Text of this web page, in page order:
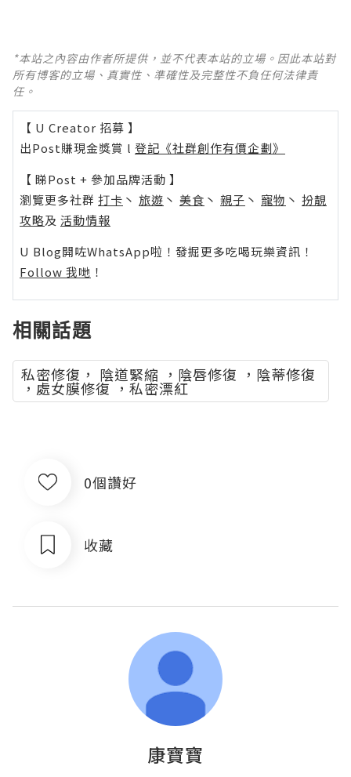
*本站之內容由作者所提供，並不代表本站的立場。因此本站對
所有博客的立場、真實性、準確性及完整性不負任何法律責
任。
【 U Creator 招募 】
出Post賺現金獎賞 l 登記《社群創作有價企劃》
【 睇Post + 參加品牌活動 】
瀏覽更多社群 打卡 丶 旅遊 丶 美食 丶 親子 丶 寵物 丶 扮靚
攻略及 活動情報
U Blog開咗WhatsApp啦！發掘更多吃喝玩樂資訊！
Follow 我哋 ！
相關話題
私密修復， 陰道緊縮 ，陰唇修復 ，陰蒂修復
，處女膜修復 ，私密漂紅
0個讚好
收藏
康寶寶